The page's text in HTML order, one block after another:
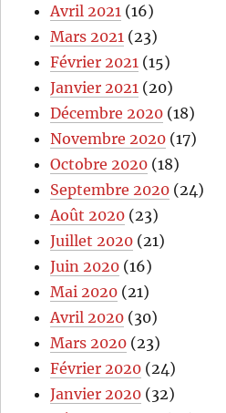
Avril 2021 (16)
Mars 2021 (23)
Février 2021 (15)
Janvier 2021 (20)
Décembre 2020 (18)
Novembre 2020 (17)
Octobre 2020 (18)
Septembre 2020 (24)
Août 2020 (23)
Juillet 2020 (21)
Juin 2020 (16)
Mai 2020 (21)
Avril 2020 (30)
Mars 2020 (23)
Février 2020 (24)
Janvier 2020 (32)